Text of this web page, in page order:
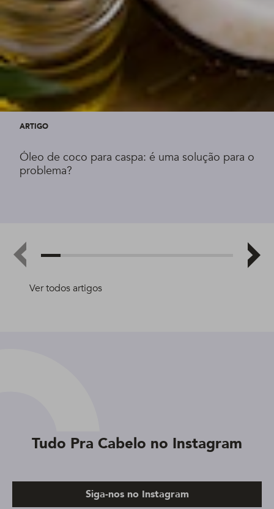
Ver todos artigos
ARTIGO
Óleo de coco para caspa: é uma solução para o
problema?
Tudo Pra Cabelo no Instagram
Siga-nos no Instagram